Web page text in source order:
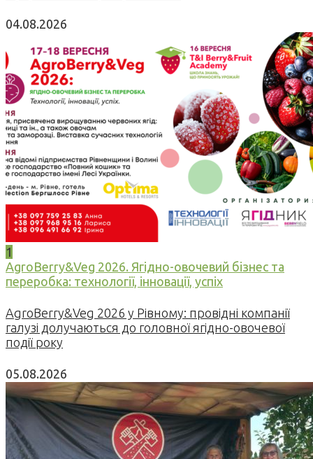
04.08.2026
1
AgroBerry&Veg 2026. Ягідно-овочевий бізнес та
переробка: технології, інновації, успіх
AgroBerry&Veg 2026 у Рівному: провідні компанії
галузі долучаються до головної ягідно-овочевої
події року
05.08.2026